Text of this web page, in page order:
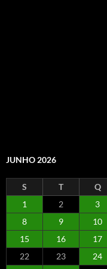
JUNHO 2026
S T Q
1
2 3
8
9 10
15
16 17
22
23 24